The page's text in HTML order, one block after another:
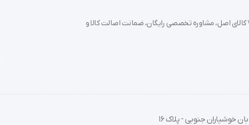
خرید تجهیزات پزشکی عمده و جزئی با بهترین قیمت از سدان مد؛ بیش از 7000 کالای اصل، مشاوره تخصصی رایگان، ضمانت اصالت کالا و
خوشیاران جنوبی - پلاک 16